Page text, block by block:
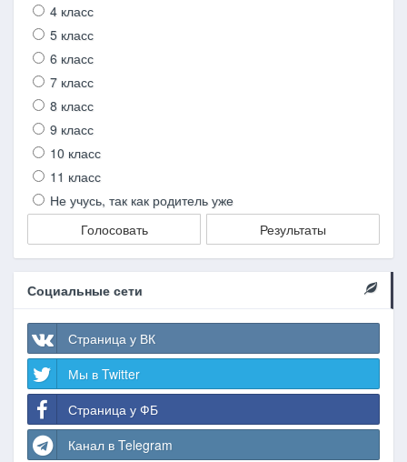
4 класс
5 класс
6 класс
7 класс
8 класс
9 класс
10 класс
11 класс
Не учусь, так как родитель уже
Голосовать
Результаты
Социальные сети
Страница у ВК
Мы в Twitter
Страница у ФБ
Канал в Telegram